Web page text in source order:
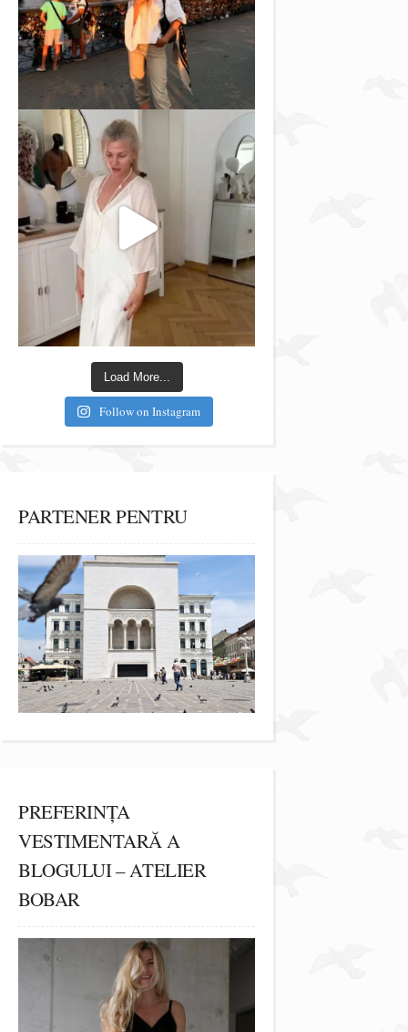
Load More...
Follow on Instagram
PARTENER PENTRU
PREFERINȚA
VESTIMENTARĂ A
BLOGULUI – ATELIER
BOBAR